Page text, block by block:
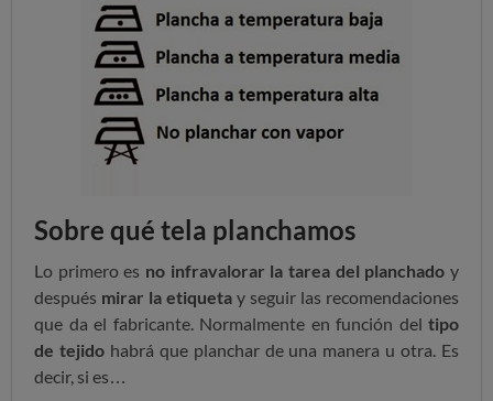
Sobre qué tela planchamos
Lo primero es no infravalorar la tarea del planchado y
después mirar la etiqueta y seguir las recomendaciones
que da el fabricante. Normalmente en función del tipo
de tejido habrá que planchar de una manera u otra. Es
decir, si es…